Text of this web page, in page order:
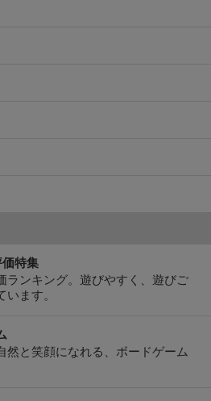
価特集
ランキング。遊びやすく、遊びご
ます。
然と笑顔になれる、ボードゲーム